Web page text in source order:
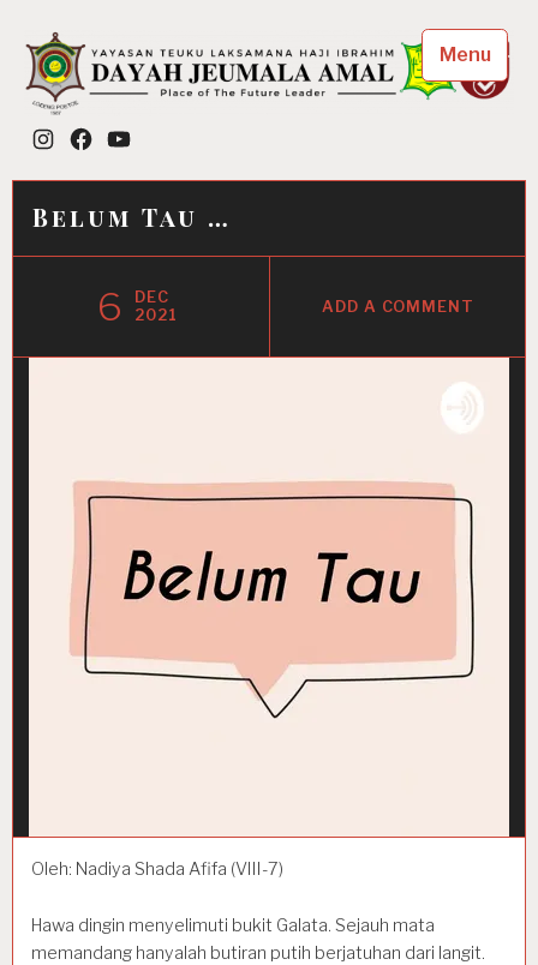
content
Dayah Jeumala Amal
Place of The Future Leader
Instagram
FacebookYouTube
Menu
Belum Tau …
6
DEC
2021
ADD A COMMENT
Oleh: Nadiya Shada Afifa (VIII-7)
Hawa dingin menyelimuti bukit Galata. Sejauh mata
memandang hanyalah butiran putih berjatuhan dari langit.